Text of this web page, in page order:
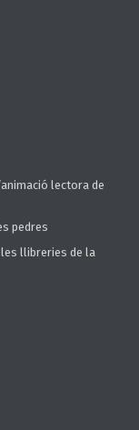
lectora de
pedres
les llibreries de la